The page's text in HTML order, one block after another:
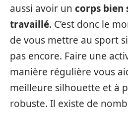
aussi avoir un corps bien
travaillé. C’est donc le
de vous mettre au sport
pas encore. Faire une
manière régulière vous
meilleure silhouette et à
robuste. Il existe de